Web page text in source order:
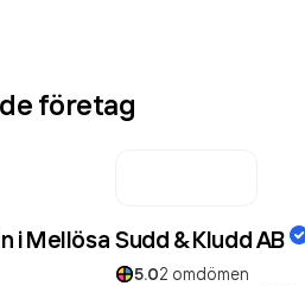
företag
i Mellösa Sudd & Kludd AB
5.02 omdömen